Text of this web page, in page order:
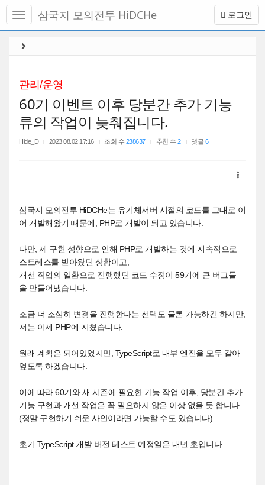
메
토
로그인
삼국지 모의전투 HiDCHe
관리/운영
60기 이벤트 이후 당분간 추가 기능
류의 작업이 늦춰집니다.
Hide_D 2023.08.02 17:16 조회 수 238637 추천 수2 댓글 6
삼국지 모의전투 HiDCHe는 유기체서버 시절의 코드를 그대로 이
어 개발해왔기 때문에, PHP로 개발이 되고 있습니다.
다만, 제 구현 성향으로 인해 PHP로 개발하는 것에 지속적으로
스트레스를 받아왔던 상황이고,
개선 작업의 일환으로 진행했던 코드 수정이 59기에 큰 버그들
을 만들어냈습니다.
조금 더 조심히 변경을 진행한다는 선택도 물론 가능하긴 하지만,
저는 이제 PHP에 지쳤습니다.
원래 계획은 되어있었지만, TypeScript로 내부 엔진을 모두 갈아
엎도록 하겠습니다.
이에 따라 60기와 새 시즌에 필요한 기능 작업 이후, 당분간 추가
기능 구현과 개선 작업은 꼭 필요하지 않은 이상 없을 듯 합니다.
(정말 구현하기 쉬운 사안이라면 가능할 수도 있습니다)
초기 TypeScript 개발 버전 테스트 예정일은 내년 초입니다.